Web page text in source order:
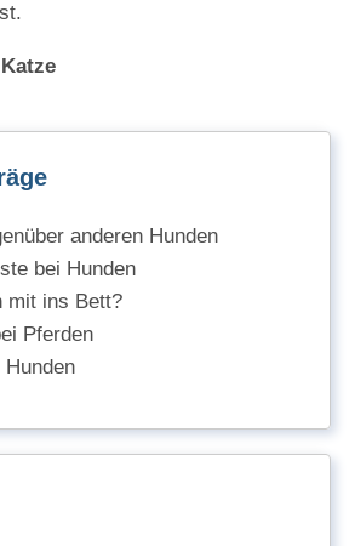
Katze
anderen Hunden
bei Hunden
mit ins Bett?
Pferden
Hunden